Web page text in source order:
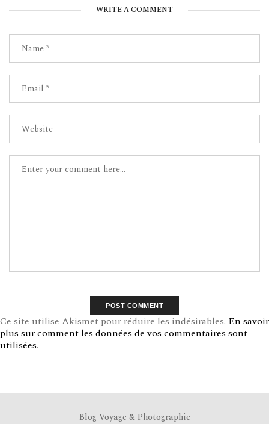
WRITE A COMMENT
Ce site utilise Akismet pour réduire les indésirables. En savoir
plus sur comment les données de vos commentaires sont
utilisées.
Blog Voyage & Photographie